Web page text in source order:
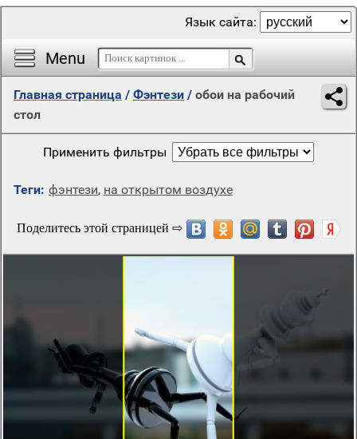
Menu
Язык сайта:
Главная страница / Фэнтези / обои на рабочий
стол
Применить фильтры
Теги: фэнтези, на открытом воздухе